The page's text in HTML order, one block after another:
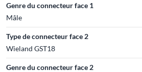
Genre du connecteur face 1
Mâle
Type de connecteur face 2
Wieland GST18
Genre du connecteur face 2